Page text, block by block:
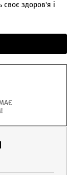
своє здоров'я і